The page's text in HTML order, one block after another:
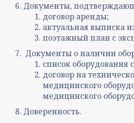
Документы,
договор аренды;
актуальная выписка
поэтажный план с
Документы о наличии
список оборудования
договор на
медицинского
медицинского
Доверенность.